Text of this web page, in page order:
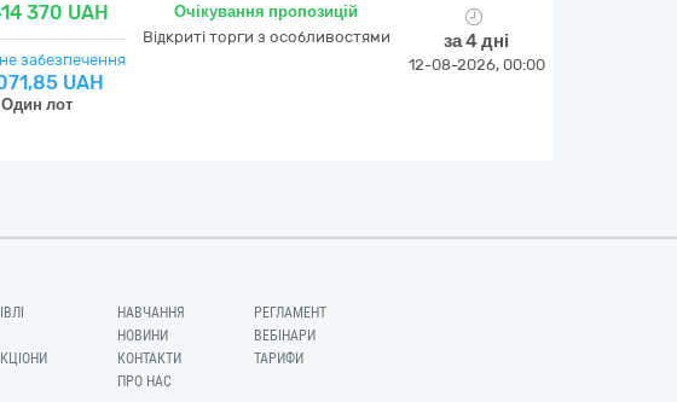
370 UAH
забезпечення
UAH
Один лот
Очікування пропозицій
Відкриті торги з особливостями
за 4 дні
12-08-2026, 00:00
НАВЧАННЯ
НОВИНИ
КОНТАКТИ
ПРО НАС
РЕГЛАМЕНТ
ВЕБІНАРИ
ТАРИФИ